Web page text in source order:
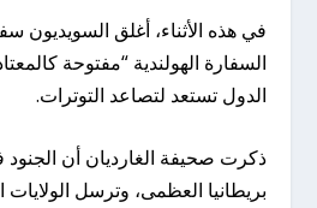
في هذه الأثناء، أغلق السويديون
السفارة الهولندية “مفتوحة
الدول تستعد لتصاعد التوترات.
ذكرت صحيفة الغارديان أن
بريطانيا العظمى، وترسل الولايات